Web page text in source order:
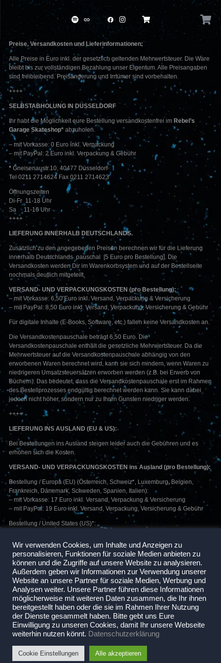
link facebook
Preise, Versandkosten und Lieferinformationen:
Alle Preise in Euro inkl. der gesetzlich geltenden Mehrwertsteuer. Die Ware
bleibt bis zur vollständigen Bezahlung unser Eigentum. Alle Preisangaben
sind freibleibend. Preisänderung und Irrtümer sind vorbehalten.
++++
SELBSTABHOLUNG IN DÜSSELDORF
Ihr habt die Möglichkeit eure Bestellung versandkostenfrei im Rebel’s
Garage Skateshop* abzuholen.
– mit Vorkasse: 0 Euro inkl. Verpackung
– mit PayPal: 2 Euro inkl. Verpackung & Gebühr
* Gneisenaustr.10, 40477 Düsseldorf
Tel 0211 2714624 Fax 0211 2714623
Öffnungszeiten
Di-Fr 11-18 Uhr
Sa 11-16 Uhr
++++
LIEFERUNG INNERHALB DEUTSCHLANDS.
Zusätzlich zu den angegebenen Preisen berechnen wir für die Lieferung
innerhalb Deutschlands pauschal [5 Euro pro Bestellung]. Die
Versandkosten werden Dir im Warenkorbsystem und auf der Bestellseite
nochmals deutlich mitgeteilt.
VERSAND- UND VERPACKUNGSKOSTEN (pro Bestellung):
– mit Vorkasse: 6,50 Euro inkl. Versand, Verpackung & Versicherung
– mit PayPal: 8,50 Euro inkl. Versand, Verpackung, Versicherung & Gebühr
Für digitale Inhalte (E-Books, Software, etc.) fallen keine Versandkosten an.
Die Versandkostenpauschale beträgt 6,50 Euro. Die
Versandkostenpauschale enthält die gesetzliche Mehrwertsteuer. Da die
Mehrwertsteuer auf die Versandkostenpauschale abhängig von den
erworbenen Waren berechnet wird, kann sie sich mindern, wenn Waren zu
niedrigeren Umsatzsteuersätzen erworben werden (z.B. bei Erwerb von
Büchern). Das bedeutet, dass die Versandkostenpauschale erst im Rahmen
des Bestellprozesses endgültig berechnet werden kann. Sie kann dabei
jedoch nicht höher, sondern nur zu Ihren Gunsten niedriger werden.
++++
LIEFERUNG INS AUSLAND (EU & US):
Bei Bestellungen ins Ausland steigen leider auch die Gebühren und es
erhöhen sich die Kosten.
VERSAND- UND VERPACKUNGSKOSTEN ins Ausland (pro Bestellung):
Bestellung / Europa (EU) (Österreich, Schweiz*, Luxemburg, Belgien,
Frankreich, Dänemark, Schweden, Spanien, Italien):
– mit Vorkasse: 17 Euro inkl. Versand, Verpackung & Versicherung
– mit PayPal: 19 Euro inkl. Versand, Verpackung, Versicherung & Gebühr
Bestellung / United States (US)*:
– mit Paypal: 32 Euro inkl. Versand, Verpackung, Versicherung & Gebühr
* Die entstehenden Zollabgaben sowie Aus- und Einfuhrgebühren werden
zusätzlich berechnet.
Diese werden nach Eingang der Bestellung von uns ermittelt und Euch per
E-Mail mitgeteilt.
Wir verwenden Cookies, um Inhalte und Anzeigen zu
personalisieren, Funktionen für soziale Medien anbieten zu
können und die Zugriffe auf unsere Website zu analysieren.
Außerdem geben wir Informationen zur Verwendung unserer
Website an unsere Partner für soziale Medien, Werbung und
Analysen weiter. Unsere Partner führen diese Informationen
möglicherweise mit weiteren Daten zusammen, die Ihr ihnen
bereitgestellt haben oder die sie im Rahmen Ihrer Nutzung
der Dienste gesammelt haben. Bitte gebt uns Eure
Einwilligung zu unseren Cookies, damit Ihr unsere Webseite
weiterhin nutzen könnt. Datenschutzerklärung
Cookie Einstellungen Alle akzeptieren